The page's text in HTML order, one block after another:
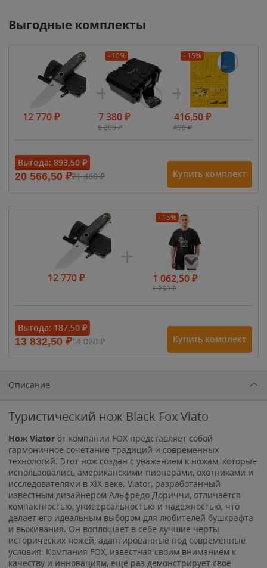
Выгодные комплекты
12 770₽
- 10%
7 380₽
8 200₽
- 15%
416,50₽
490₽
Выгода: 893,50 ₽
20 566,50 ₽21 460₽ Купить комплект
12 770₽
- 15%
1 062,50₽
1 250₽
1 615₽
1 900₽1 900₽
Выгода: 187,50 ₽
13 832,50 ₽14 020₽ Купить комплект
Описание
Туристический нож Black Fox Viato
Нож Viator от компании FOX представляет собой
гармоничное сочетание традиций и современных
технологий. Этот нож создан с уважением к ножам, которые
использовались американскими пионерами, охотниками и
исследователями в XIX веке. Viator, разработанный
известным дизайнером Альфредо Дориччи, отличается
компактностью, универсальностью и надёжностью, что
делает его идеальным выбором для любителей бушкрафта
и выживания. Он воплощает в себе лучшие черты
исторических ножей, адаптированные под современные
условия. Компания FOX, известная своим вниманием к
качеству и инновациям, ещё раз демонстрирует своё